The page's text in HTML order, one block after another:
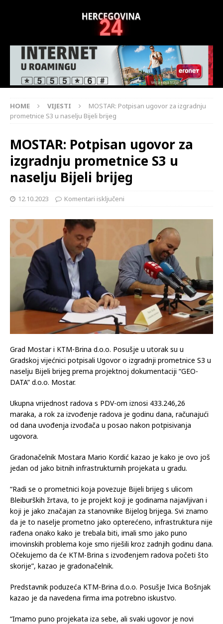
HOME VIJESTI
MOSTAR: Potpisan ugovor za izgradnju
prometnice S3 u naselju Bijeli brijeg
MOSTAR: Potpisan ugovor za
izgradnju prometnice S3 u
naselju Bijeli brijeg
12.10.2023 Komentari isključeni
Grad Mostar i KTM-Brina d.o.o. Posušje u utorak su u
Gradskoj vijećnici potpisali Ugovor o izgradnji prometnice S3 u
naselju Bijeli brijeg prema projektnoj dokumentaciji “GEO-
DATA” d.o.o. Mostar.
Ukupna vrijednost radova s PDV-om iznosi 433.246,26
maraka, a rok za izvođenje radova je godinu dana, računajući
od dana uvođenja izvođača u posao nakon potpisivanja
ugovora.
Gradonačelnik Mostara Mario Kordić kazao je kako je ovo još
jedan od jako bitnih infrastrukturnih projekata u gradu.
“Radi se o prometnici koja povezuje Bijeli brijeg s ulicom
Bleiburških žrtava, to je projekt koji je godinama najavljivan i
koji je jako značajan za stanovnike Bijelog brijega. Svi znamo
da je to naselje prometno jako opterećeno, infrastruktura nije
rađena onako kako je trebala biti, imali smo jako puno
imovinskih problema koje smo riješili kroz zadnjih godinu dana.
Očekujemo da će KTM-Brina s izvođenjem radova početi što
skorije”, kazao je gradonačelnik.
Predstavnik poduzeća KTM-Brina d.o.o. Posušje Ivica Bošnjak
kazao je da navedena firma ima potrebno iskustvo.
“Imamo puno projekata iza sebe, ali svaki ugovor je novi